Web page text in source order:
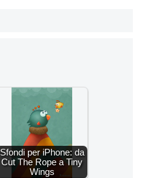
Sfondi per iPhone: da
Cut The Rope a Tiny
Wings